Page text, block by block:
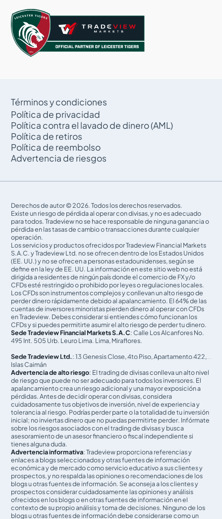
Términos y condiciones
Política de privacidad
Política contra el lavado de dinero (AML)
Política de retiros
Política de reembolso
Advertencia de riesgos
Derechos de autor © 2026. Todos los derechos reservados.
Existe un riesgo de pérdida al operar con divisas, y no es adecuado
para todos. Tradeview no se hace responsable de ninguna ganancia o
pérdida en las tasas de cambio o transacciones durante cualquier
operación.
Los servicios y productos ofrecidos por Tradeview Financial Markets
S.A.C. y Tradeview Ltd. no se ofrecen dentro de los Estados Unidos
(EE. UU.) y no se ofrecen a personas estadounidenses, según se
define en la ley de EE. UU. La información en este sitio web no está
dirigida a residentes de ningún país donde el comercio de FX y/o
CFDs esté restringido o prohibido por leyes o regulaciones locales.
Los CFDs son instrumentos complejos y conllevan un alto riesgo de
perder dinero rápidamente debido al apalancamiento. El 64% de las
cuentas de inversores minoristas pierden dinero al operar con CFDs
en Tradeview. Debes considerar si entiendes cómo funcionan los
CFDs y si puedes permitirte asumir el alto riesgo de perder tu dinero.
Sede Tradeview Financial Markets S.A.C: Calle Los Alcanfores No.
495 Int. 505 Urb. Leuro Lima. Lima, Miraflores.
Sede Tradeview Ltd.: 13 Genesis Close, 4to Piso, Apartamento 422,
Islas Caimán
Advertencia de alto riesgo: El trading de divisas conlleva un alto nivel
de riesgo que puede no ser adecuado para todos los inversores. El
apalancamiento crea un riesgo adicional y una mayor exposición a
pérdidas. Antes de decidir operar con divisas, considera
cuidadosamente tus objetivos de inversión, nivel de experiencia y
tolerancia al riesgo. Podrías perder parte o la totalidad de tu inversión
inicial; no inviertas dinero que no puedas permitirte perder. Infórmate
sobre los riesgos asociados con el trading de divisas y busca
asesoramiento de un asesor financiero o fiscal independiente si
tienes alguna duda.
Advertencia informativa: Tradeview proporciona referencias y
enlaces a blogs seleccionados y otras fuentes de información
económica y de mercado como servicio educativo a sus clientes y
prospectos, y no respalda las opiniones o recomendaciones de los
blogs u otras fuentes de información. Se aconseja a los clientes y
prospectos considerar cuidadosamente las opiniones y análisis
ofrecidos en los blogs o en otras fuentes de información en el
contexto de su propio análisis y toma de decisiones. Ninguno de los
blogs u otras fuentes de información debe considerarse como un